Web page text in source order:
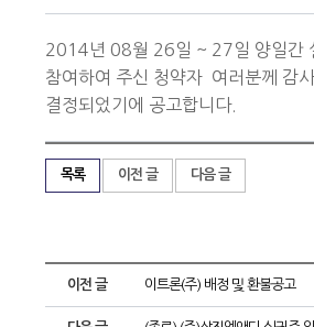
2014년 08월 26일 ~ 27일 양일간
참여하여 주신 청약자 여러분께 감
결정되었기에 공고합니다.
목록 이전 글 다음 글
이전 글 이트론(주) 배정 및 환불공고